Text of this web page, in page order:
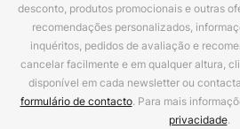
desconto, produtos promocionais e outras
recomendações personalizados,
inquéritos, pedidos de avaliação e
cancelar facilmente e em qualquer altura,
disponível em cada newsletter ou
formulário de contacto. Para mais
privacidade.